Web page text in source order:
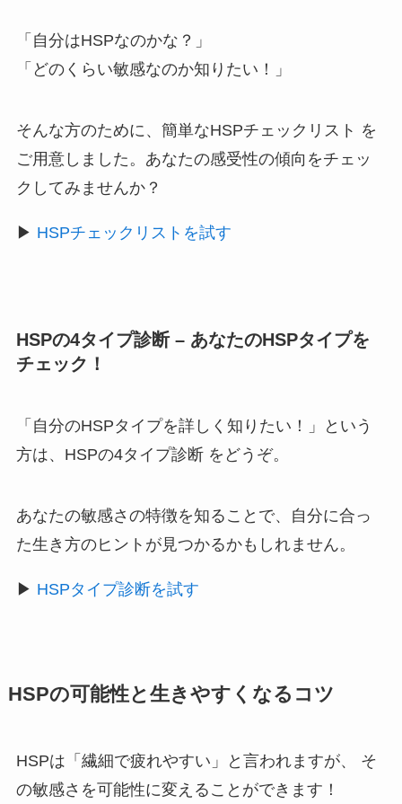
「自分はHSPなのかな？」
「どのくらい敏感なのか知りたい！」
そんな方のために、簡単なHSPチェックリスト を
ご用意しました。あなたの感受性の傾向をチェッ
クしてみませんか？
▶ HSPチェックリストを試す
HSPの4タイプ診断 – あなたのHSPタイプを
チェック！
「自分のHSPタイプを詳しく知りたい！」という
方は、HSPの4タイプ診断 をどうぞ。
あなたの敏感さの特徴を知ることで、自分に合っ
た生き方のヒントが見つかるかもしれません。
▶ HSPタイプ診断を試す
HSPの可能性と生きやすくなるコツ
HSPは「繊細で疲れやすい」と言われますが、 そ
の敏感さを可能性に変えることができます！